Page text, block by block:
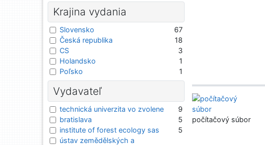
počítačový súbor
Krajina vydania
Slovensko
67
Česká republika
18
CS
3
Holandsko
1
Poľsko
1
Vydavateľ
technická univerzita vo zvolene
9
bratislava
5
institute of forest ecology sas
5
ústav zemědělských a